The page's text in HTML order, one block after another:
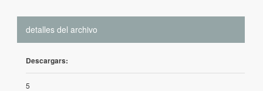
detalles del archivo
Descargars:
5